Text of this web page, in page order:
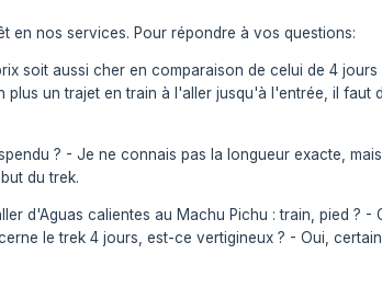
en nos services. Pour répondre à vos questions:
soit aussi cher en comparaison de celui de 4
plus un trajet en train à l'aller jusqu'à l'entrée, il
? - Je ne connais pas la longueur exacte,
du trek.
d'Aguas calientes au Machu Pichu : train, pied ?
le trek 4 jours, est-ce vertigineux ? - Oui,